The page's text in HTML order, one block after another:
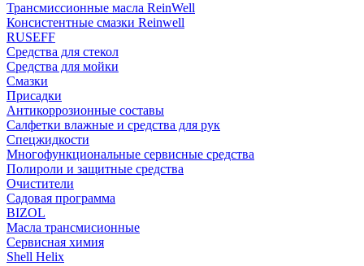
Трансмиссионные масла ReinWell
Консистентные смазки Reinwell
RUSEFF
Средства для стекол
Средства для мойки
Смазки
Присадки
Антикоррозионные составы
Салфетки влажные и средства для рук
Спецжидкости
Многофункциональные сервисные средства
Полироли и защитные средства
Очистители
Садовая программа
BIZOL
Масла трансмисионные
Сервисная химия
Shell Helix